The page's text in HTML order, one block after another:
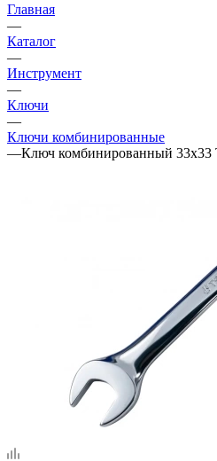
Главная
—
Каталог
—
Инструмент
—
Ключи
—
Ключи комбинированные
—Ключ комбинированный 33х33